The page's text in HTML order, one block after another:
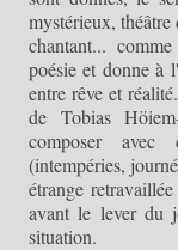
mystérieux, théâtre
chantant...
poésie et donne à
entre rêve et
de Tobias
composer avec
(intempéries,
étrange
avant le lever du
situation.